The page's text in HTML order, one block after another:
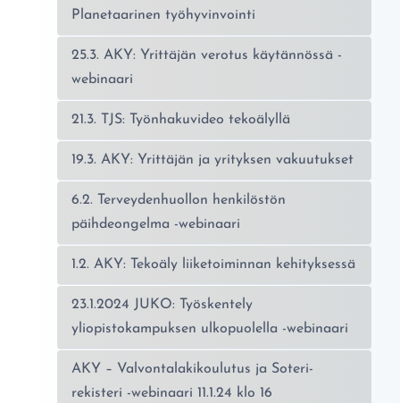
Planetaarinen työhyvinvointi
25.3. AKY: Yrittäjän verotus käytännössä -
webinaari
21.3. TJS: Työnhakuvideo tekoälyllä
19.3. AKY: Yrittäjän ja yrityksen vakuutukset
6.2. Terveydenhuollon henkilöstön
päihdeongelma -webinaari
1.2. AKY: Tekoäly liiketoiminnan kehityksessä
23.1.2024 JUKO: Työskentely
yliopistokampuksen ulkopuolella -webinaari
AKY – Valvontalakikoulutus ja Soteri-
rekisteri -webinaari 11.1.24 klo 16